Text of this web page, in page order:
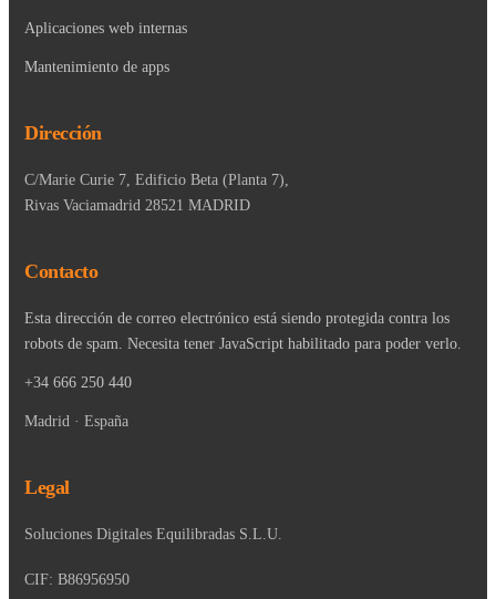
Aplicaciones web internas
Mantenimiento de apps
Dirección
C/Marie Curie 7, Edificio Beta (Planta 7),
Rivas Vaciamadrid 28521 MADRID
Contacto
Esta dirección de correo electrónico está siendo protegida contra los
robots de spam. Necesita tener JavaScript habilitado para poder verlo.
+34 666 250 440
Madrid · España
Legal
Soluciones Digitales Equilibradas S.L.U.
CIF: B86956950